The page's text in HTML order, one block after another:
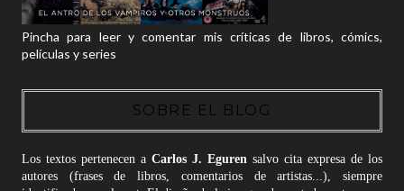
Pincha para leer y comentar mis críticas de libros, cómics,
películas y series
SOBRE EL BLOG
Los textos pertenecen a Carlos J. Egurensalvo cita expresa de los
autores (frases de libros, comentarios de artistas...), siempre